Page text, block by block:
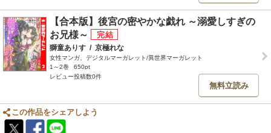
【合本版】後宮の密やかな戯れ ～溺愛しすぎの
お兄様～
獅童ありす / 京極れな
女性マンガ、デジタルマーガレット/異世界マーガレット
1～2巻
650pt
レビュー投稿数0件
無料立読み
この作品をシェアしよう